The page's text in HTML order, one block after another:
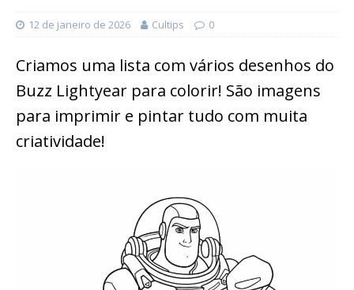
12 de janeiro de 2026 Cultips 0
Criamos uma lista com vários desenhos do
Buzz Lightyear para colorir! São imagens
para imprimir e pintar tudo com muita
criatividade!